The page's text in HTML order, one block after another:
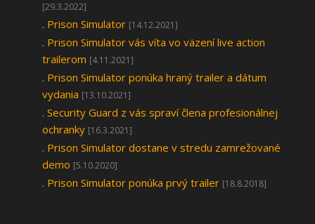
[29.3.2022]
. Prison Simulator [14.12.2021]
. Prison Simulator vás víta vo väzení live action
trailerom [4.11.2021]
. Prison Simulator ponúka hraný trailer a dátum
vydania [13.10.2021]
. Security Guard z vás spraví člena profesionálnej
ochranky [16.3.2021]
. Prison Simulator dostane v stredu zamrežované
demo [5.10.2020]
. Prison Simulator ponúka prvý trailer [18.8.2018]